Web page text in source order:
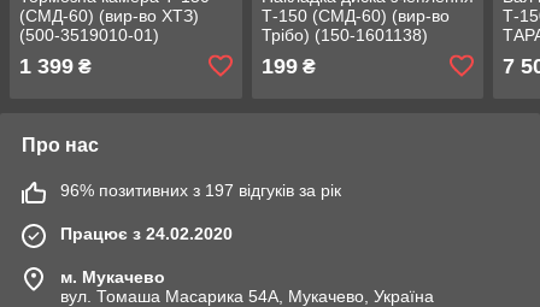
(СМД-60) (вир-во ХТЗ)
(500-3519010-01)
1 399 ₴
Т-150 (СМД-60) (вир-во
Трібо) (150-1601138)
199₴
Т-
7
Про нас
96% позитивних з 197 відгуків за рік
Працює з 24.02.2020
м. Мукачево
вул. Томаша Масарика 54А, Мукачево, Україна